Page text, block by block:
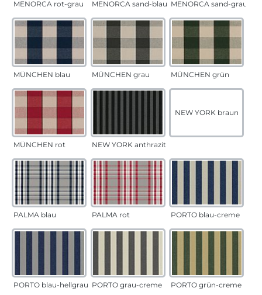
MENORCA rot-grau MENORCA sand-blau MENORCA sand-grau
MÜNCHEN blau MÜNCHEN grau MÜNCHEN grün
MÜNCHEN rot NEW YORK anthrazit
NEW YORK braun
PALMA blau PALMA rot PORTO blau-creme
PORTO blau-hellgrau PORTO grau-creme PORTO grün-creme